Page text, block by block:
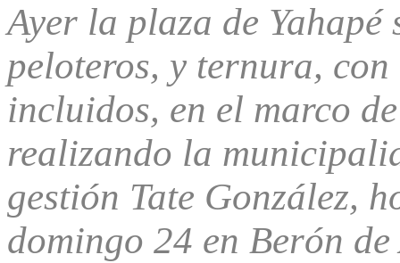
Ayer la plaza de
peloteros, y ternura,
incluidos, en el marco
realizando la
gestión Tate González,
domingo 24 en Berón